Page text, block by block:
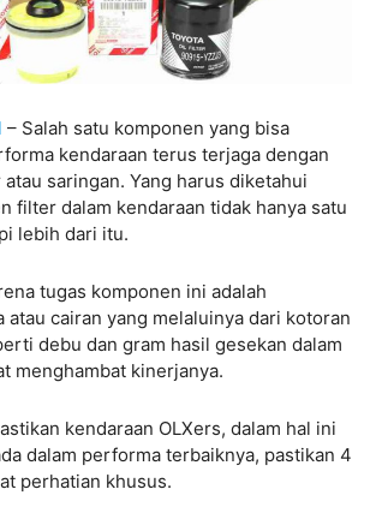
– Salah satu komponen yang bisa
kendaraan terus terjaga dengan
saringan. Yang harus diketahui
filter dalam kendaraan tidak hanya satu
lebih dari itu.
tugas komponen ini adalah
atau cairan yang melaluinya dari kotoran
debu dan gram hasil gesekan dalam
menghambat kinerjanya.
kendaraan OLXers, dalam hal ini
dalam performa terbaiknya, pastikan 4
perhatian khusus.